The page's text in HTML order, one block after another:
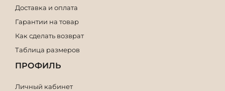
Доставка и оплата
Гарантии на товар
Как сделать возврат
Таблица размеров
ПРОФИЛЬ
Личный кабинет